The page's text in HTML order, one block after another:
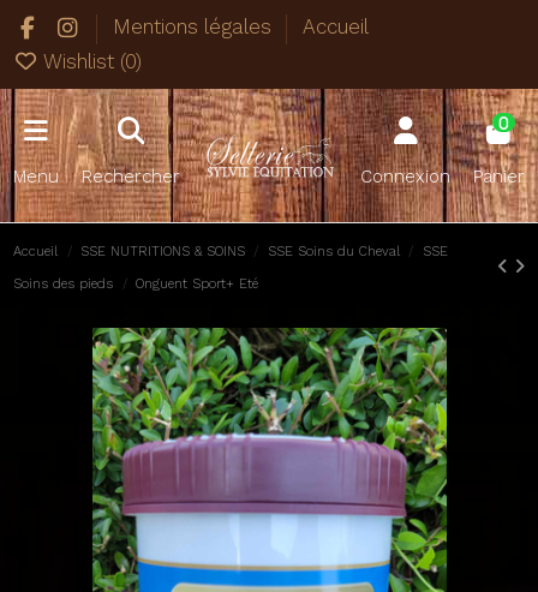
Mentions légales
Accueil
Wishlist (0)
Menu Rechercher Connexion
0
Panier
Accueil SSE NUTRITIONS & SOINS SSE Soins du Cheval SSE
Soins des pieds Onguent Sport+ Eté